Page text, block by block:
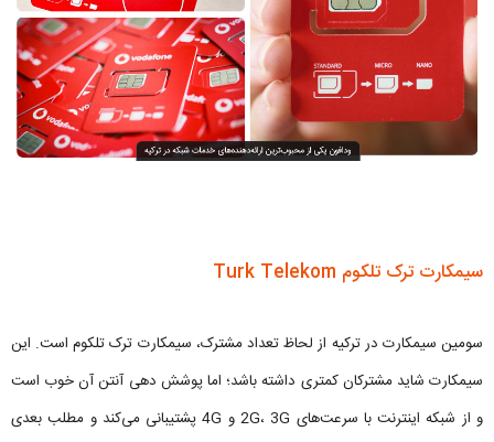
سیمکارت ترک تلکوم Turk Telekom
سومین سیمکارت در ترکیه از لحاظ تعداد مشترک، سیمکارت ترک تلکوم است. این
سیمکارت شاید مشترکان کمتری داشته باشد؛ اما پوشش ‌دهی آنتن آن خوب است
و از شبکه اینترنت با سرعت‌های 2G، 3G و 4G پشتیبانی می‌کند و مطلب بعدی